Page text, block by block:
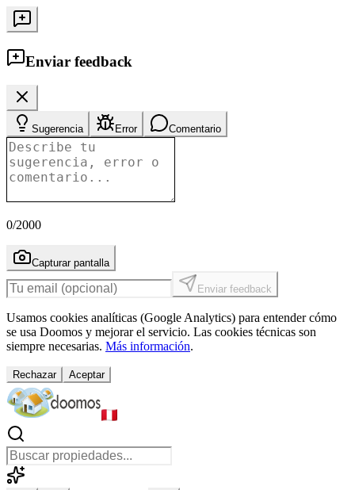
Enviar feedback
Sugerencia Error Comentario
0/2000
Capturar pantalla
Enviar feedback
Usamos cookies analíticas (Google Analytics) para entender cómo
se usa Doomos y mejorar el servicio. Las cookies técnicas son
siempre necesarias. Más información.
Rechazar Aceptar